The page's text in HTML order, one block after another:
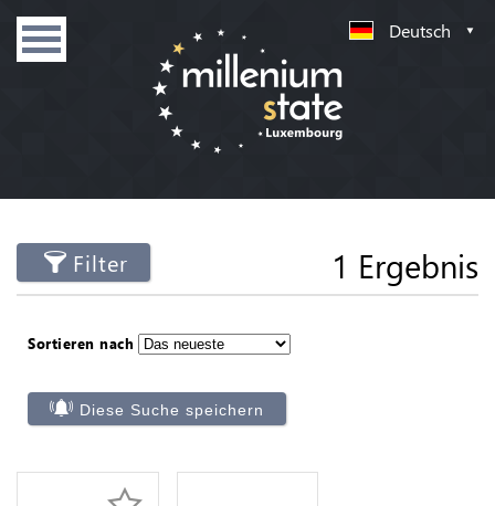
Deutsch
Filter 1 Ergebnis
Sortieren nach
Diese Suche speichern